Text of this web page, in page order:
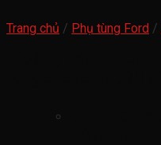
Trang chủ / Phụ tùng Ford /